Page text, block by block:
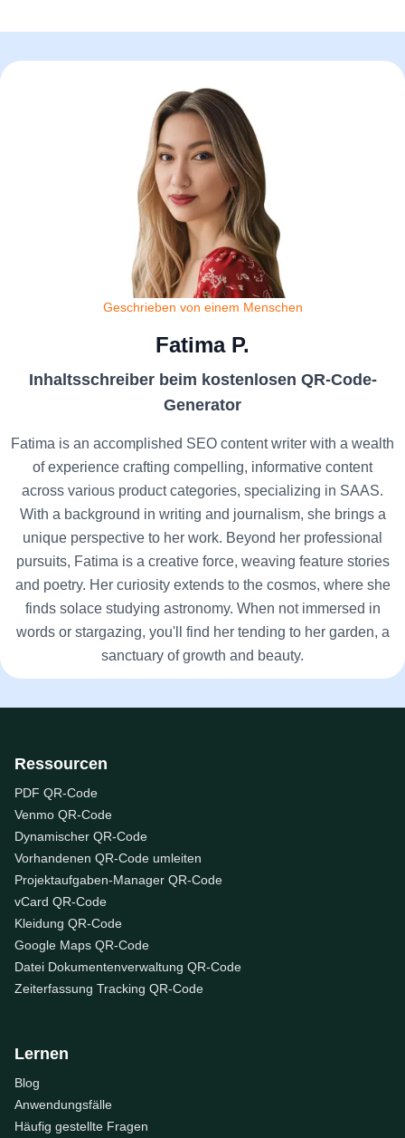
Geschrieben von einem Menschen
Fatima P.
Inhaltsschreiber beim kostenlosen QR-Code-
Generator
Fatima is an accomplished SEO content writer with a wealth
of experience crafting compelling, informative content
across various product categories, specializing in SAAS.
With a background in writing and journalism, she brings a
unique perspective to her work. Beyond her professional
pursuits, Fatima is a creative force, weaving feature stories
and poetry. Her curiosity extends to the cosmos, where she
finds solace studying astronomy. When not immersed in
words or stargazing, you'll find her tending to her garden, a
sanctuary of growth and beauty.
Ressourcen
PDF QR-Code
Venmo QR-Code
Dynamischer QR-Code
Vorhandenen QR-Code umleiten
Projektaufgaben-Manager QR-Code
vCard QR-Code
Kleidung QR-Code
Google Maps QR-Code
Datei Dokumentenverwaltung QR-Code
Zeiterfassung Tracking QR-Code
Lernen
Blog
Anwendungsfälle
Häufig gestellte Fragen